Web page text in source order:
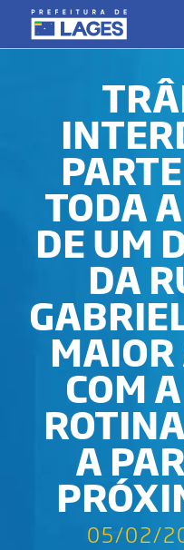
TODA
DE UM
DA
MAIOR
COM
A
05/02/